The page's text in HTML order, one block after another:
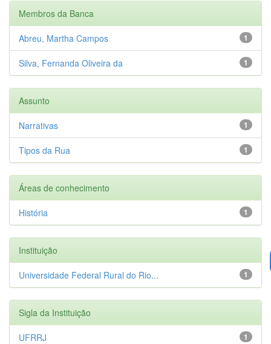
Membros da Banca
1
Abreu, Martha Campos
1
Silva, Fernanda Oliveira da
Assunto
1
Narrativas
1
Tipos da Rua
Áreas de conhecimento
1
História
Instituição
1
Universidade Federal Rural do Rio...
Sigla da Instituição
1
UFRRJ